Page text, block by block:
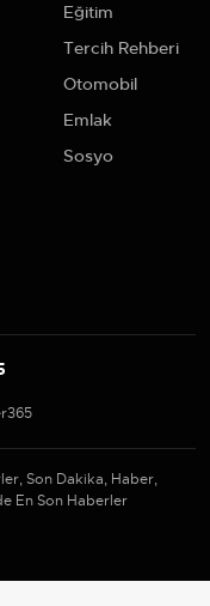
Eğitim
Tercih Rehberi
Otomobil
Emlak
Sosyo
Son Dakika, Haber,
En Son Haberler